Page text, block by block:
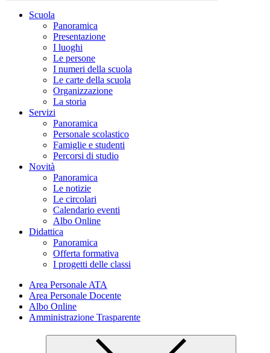
Scuola
Panoramica
Presentazione
I luoghi
Le persone
I numeri della scuola
Le carte della scuola
Organizzazione
La storia
Servizi
Panoramica
Personale scolastico
Famiglie e studenti
Percorsi di studio
Novità
Panoramica
Le notizie
Le circolari
Calendario eventi
Albo Online
Didattica
Panoramica
Offerta formativa
I progetti delle classi
Area Personale ATA
Area Personale Docente
Albo Online
Amministrazione Trasparente